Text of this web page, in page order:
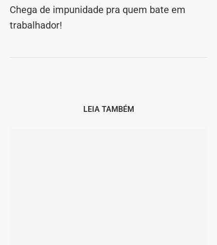
Chega de impunidade pra quem bate em
trabalhador!
LEIA TAMBÉM